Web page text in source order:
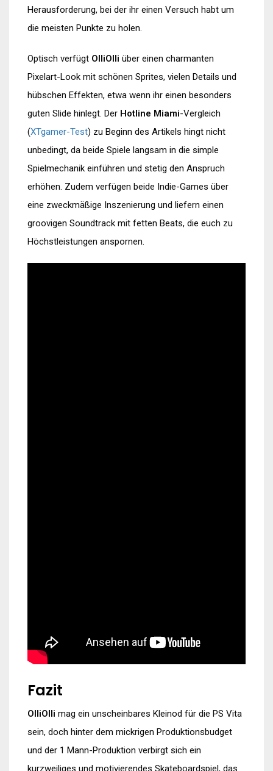
Herausforderung, bei der ihr einen Versuch habt um
die meisten Punkte zu holen.
Optisch verfügt OlliOlli über einen charmanten
Pixelart-Look mit schönen Sprites, vielen Details und
hübschen Effekten, etwa wenn ihr einen besonders
guten Slide hinlegt. Der Hotline Miami-Vergleich
(XTgamer-Test) zu Beginn des Artikels hingt nicht
unbedingt, da beide Spiele langsam in die simple
Spielmechanik einführen und stetig den Anspruch
erhöhen. Zudem verfügen beide Indie-Games über
eine zweckmäßige Inszenierung und liefern einen
groovigen Soundtrack mit fetten Beats, die euch zu
Höchstleistungen anspornen.
Fazit
OlliOlli mag ein unscheinbares Kleinod für die PS Vita
sein, doch hinter dem mickrigen Produktionsbudget
und der 1 Mann-Produktion verbirgt sich ein
kurzweiliges und motivierendes Skateboardspiel, das